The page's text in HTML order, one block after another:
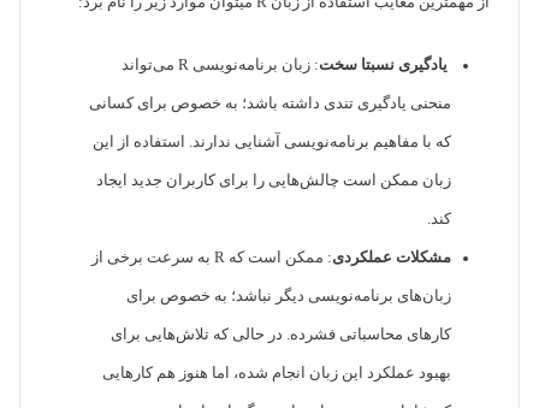
یادگیری نسبتا سخت : زبان برنامه‌نویسی R می‌تواند
منحنی یادگیری تندی داشته باشد؛ به خصوص برای کسانی
که با مفاهیم برنامه‌نویسی آشنایی ندارند. استفاده از این
زبان ممکن است چالش‌هایی را برای کاربران جدید ایجاد
کند.
مشکلات عملکردی : ممکن است که R به سرعت برخی از
زبان‌های برنامه‌نویسی دیگر نباشد؛ به خصوص برای
کارهای محاسباتی فشرده. در حالی که تلاش‌هایی برای
بهبود عملکرد این زبان انجام شده، اما هنوز هم کارهایی